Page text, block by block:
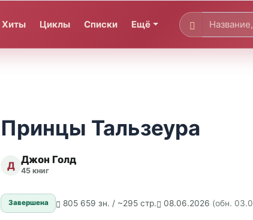
Хиты Циклы Списки Ещё
Принцы Тальзеура
Д Джон Голд
45 книг
Завершена 805 659 зн. / ~295 стр. 08.06.2026 (обн.